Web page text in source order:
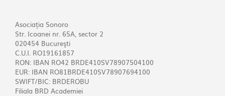
Asociația Sonoro
Str. Icoanei nr. 65A, sector 2
020454 Bucureşti
C.U.I. RO19161857
RON: IBAN RO42 BRDE410SV78907504100
EUR: IBAN RO81BRDE410SV78907694100
SWIFT/BIC: BRDEROBU
Filiala BRD Academiei